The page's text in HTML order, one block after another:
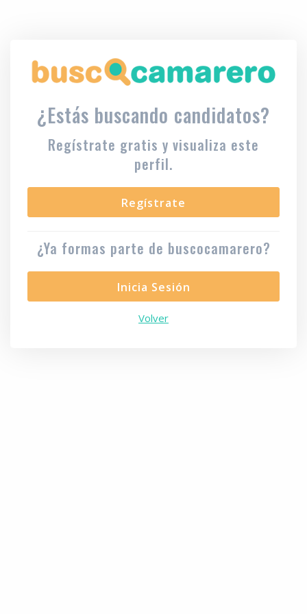
¿Estás buscando candidatos?
Regístrate gratis y visualiza este
perfil.
Regístrate
¿Ya formas parte de buscocamarero?
Inicia Sesión
Volver